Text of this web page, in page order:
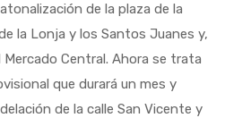
de la plaza de la
la Lonja y los Santos Juanes y,
Central. Ahora se trata
que durará un mes y
de la calle San Vicente y